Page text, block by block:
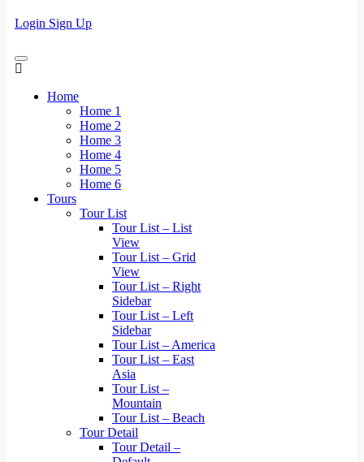
Login Sign Up
Home
Home 1
Home 2
Home 3
Home 4
Home 5
Home 6
Tours
Tour List
Tour List – List
View
Tour List – Grid
View
Tour List – Right
Sidebar
Tour List – Left
Sidebar
Tour List – America
Tour List – East
Asia
Tour List –
Mountain
Tour List – Beach
Tour Detail
Tour Detail –